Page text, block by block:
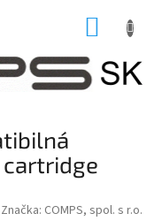
Značka: COMPS, spol. s r.o.